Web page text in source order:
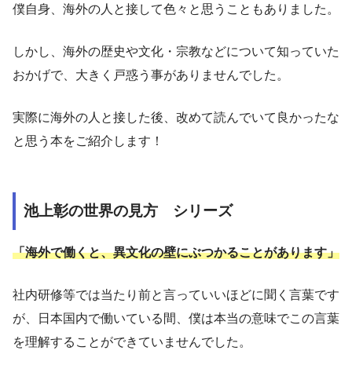
僕自身、海外の人と接して色々と思うこともありました。
しかし、海外の歴史や文化・宗教などについて知っていた
おかげで、大きく戸惑う事がありませんでした。
実際に海外の人と接した後、改めて読んでいて良かったな
と思う本をご紹介します！
池上彰の世界の見方 シリーズ
「海外で働くと、異文化の壁にぶつかることがあります」
社内研修等では当たり前と言っていいほどに聞く言葉です
が、日本国内で働いている間、僕は本当の意味でこの言葉
を理解することができていませんでした。